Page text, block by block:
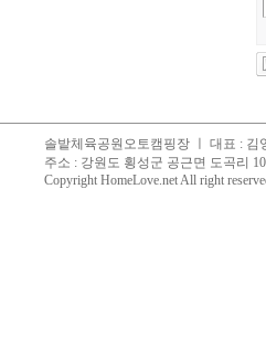
솔밭체육공원오토캠핑장 ㅣ 대표 : 김
주소 : 강원도 횡성군 공근면 도곡리
Copyright HomeLove.netAll right